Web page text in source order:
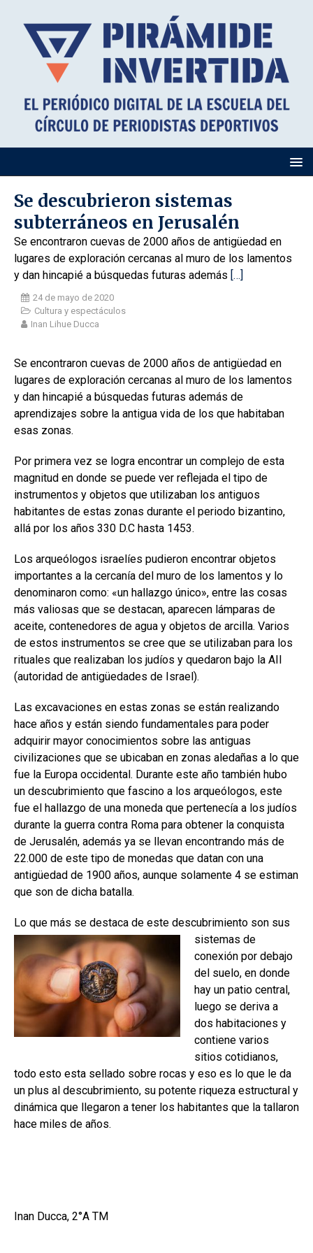
Se descubrieron sistemas
subterráneos en Jerusalén
Se encontraron cuevas de 2000 años de antigüedad en
lugares de exploración cercanas al muro de los lamentos
y dan hincapié a búsquedas futuras además […]
24 de mayo de 2020
Cultura y espectáculos
Inan Lihue Ducca
Se encontraron cuevas de 2000 años de antigüedad en
lugares de exploración cercanas al muro de los lamentos
y dan hincapié a búsquedas futuras además de
aprendizajes sobre la antigua vida de los que habitaban
esas zonas.
Por primera vez se logra encontrar un complejo de esta
magnitud en donde se puede ver reflejada el tipo de
instrumentos y objetos que utilizaban los antiguos
habitantes de estas zonas durante el periodo bizantino,
allá por los años 330 D.C hasta 1453.
Los arqueólogos israelíes pudieron encontrar objetos
importantes a la cercanía del muro de los lamentos y lo
denominaron como: «un hallazgo único», entre las cosas
más valiosas que se destacan, aparecen lámparas de
aceite, contenedores de agua y objetos de arcilla. Varios
de estos instrumentos se cree que se utilizaban para los
rituales que realizaban los judíos y quedaron bajo la AII
(autoridad de antigüedades de Israel).
Las excavaciones en estas zonas se están realizando
hace años y están siendo fundamentales para poder
adquirir mayor conocimientos sobre las antiguas
civilizaciones que se ubicaban en zonas aledañas a lo que
fue la Europa occidental. Durante este año también hubo
un descubrimiento que fascino a los arqueólogos, este
fue el hallazgo de una moneda que pertenecía a los judíos
durante la guerra contra Roma para obtener la conquista
de Jerusalén, además ya se llevan encontrando más de
22.000 de este tipo de monedas que datan con una
antigüedad de 1900 años, aunque solamente 4 se estiman
que son de dicha batalla.
Lo que más se destaca de este descubrimiento son sus
sistemas de
conexión por debajo
del suelo, en donde
hay un patio central,
luego se deriva a
dos habitaciones y
contiene varios
sitios cotidianos,
todo esto esta sellado sobre rocas y eso es lo que le da
un plus al descubrimiento, su potente riqueza estructural y
dinámica que llegaron a tener los habitantes que la tallaron
hace miles de años.
Inan Ducca, 2°A TM